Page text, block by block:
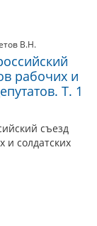
и продолжать
В. И. Ленин
и
Ленину
«Есть такая
прошла,
лозунгами.
В.Н.
рабочих и
Т. 1
съезд
и солдатских